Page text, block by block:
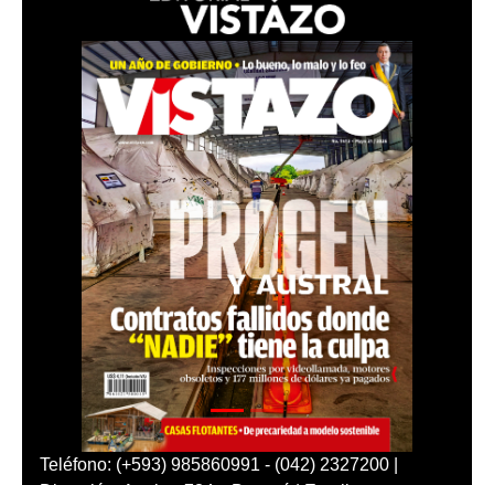
Teléfono: (+593) 985860991 - (042) 2327200 |